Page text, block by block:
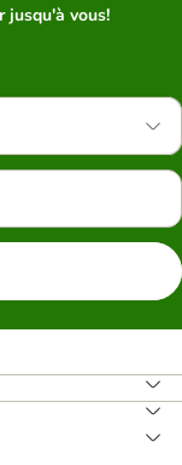
jusqu'à vous!